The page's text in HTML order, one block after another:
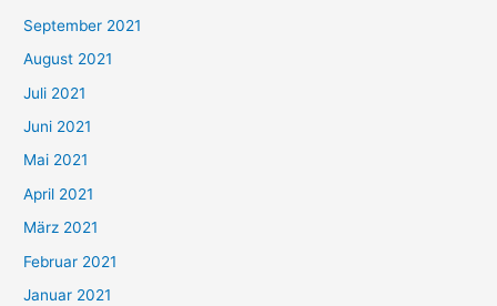
n
n
a
c
h
:
September 2021
August 2021
Juli 2021
Juni 2021
Mai 2021
April 2021
März 2021
Februar 2021
Januar 2021